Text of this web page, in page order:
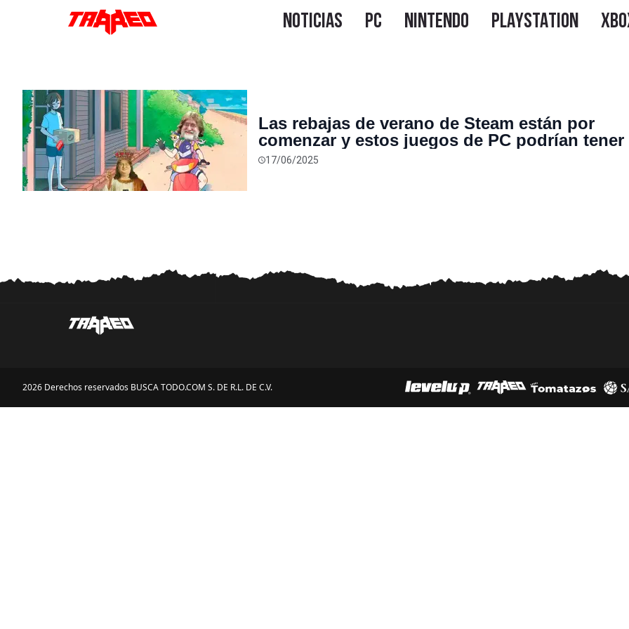
Las rebajas de verano de Steam están por
comenzar y estos juegos de PC podrían
mejores descuentos
17/06/2025
2026 Derechos reservados BUSCA TODO.COM S. DE R.L. DE C.V.